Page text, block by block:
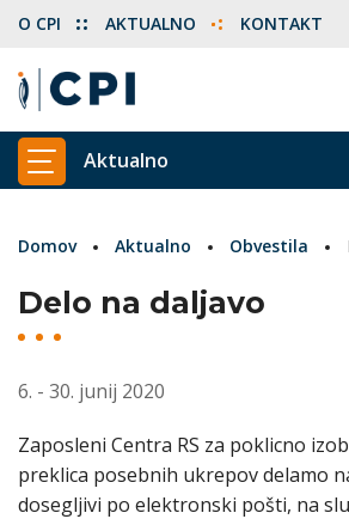
O CPI AKTUALNO KONTAKT
PRIKAŽI GLAVNI MENI
Aktualno
Domov Aktualno Obvestila
Delo na daljavo
6. - 30. junij 2020
Zaposleni Centra RS za poklicno
preklica posebnih ukrepov delamo
dosegljivi po elektronski pošti, na